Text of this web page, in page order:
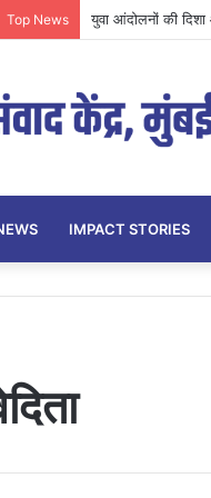
Top News युवा आंदोलनों की दिशा
IMPACT STORIES